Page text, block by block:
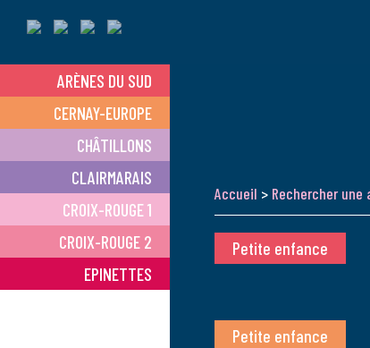
ARÈNES DU SUD
CERNAY-EUROPE
CHÂTILLONS
CLAIRMARAIS
CROIX-ROUGE 1
CROIX-ROUGE 2
EPINETTES
Accueil > Rechercher
Petite enfance
Petite enfance